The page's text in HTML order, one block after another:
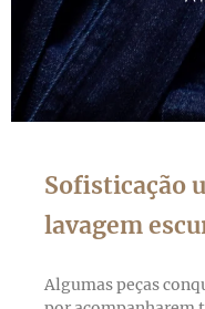
Sofisticação
lavagem
Algumas peças